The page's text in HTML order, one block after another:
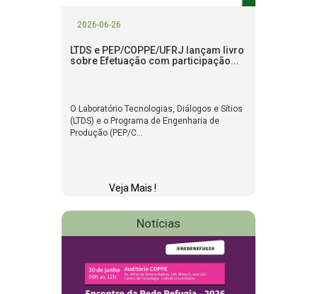
2026-06-26
LTDS e PEP/COPPE/UFRJ lançam livro
sobre Efetuação com participação...
O Laboratório Tecnologias, Diálogos e Sítios
(LTDS) e o Programa de Engenharia de
Produção (PEP/C...
Veja Mais !
Notícias